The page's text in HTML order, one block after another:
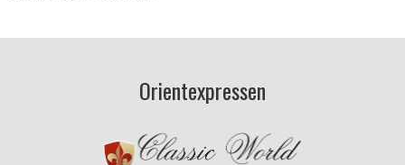
Orientexpressen